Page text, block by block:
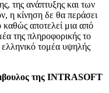
της ανάπτυξης και των
η κίνηση δε θα περάσει
αποτελεί μια από
της πληροφορικής το
ελληνικό τομέα υψηλής
της INTRASOFT